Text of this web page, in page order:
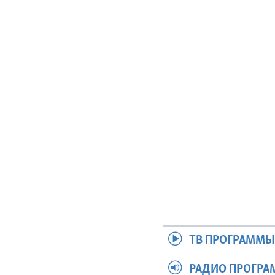
ТВ ПРОГРАММЫ
РАДИО